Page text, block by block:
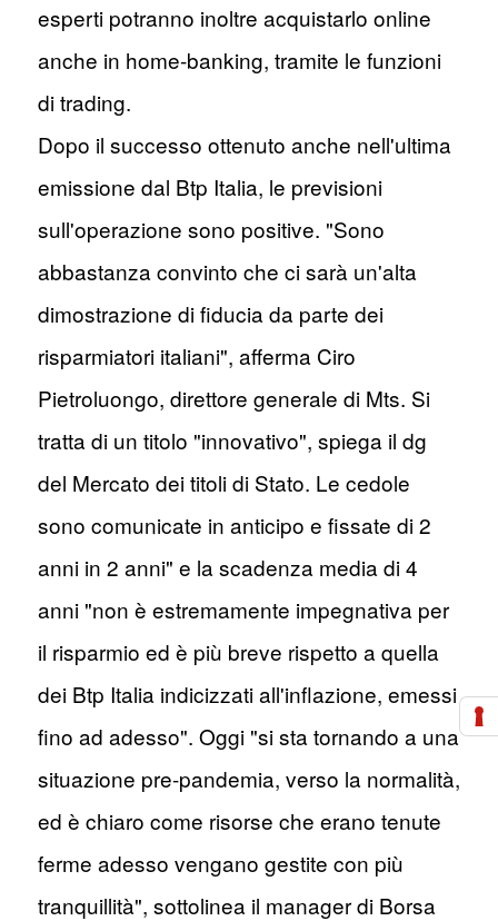
esperti potranno inoltre acquistarlo online
anche in home-banking, tramite le funzioni
di trading.
Dopo il successo ottenuto anche nell'ultima
emissione dal Btp Italia, le previsioni
sull'operazione sono positive. "Sono
abbastanza convinto che ci sarà un'alta
dimostrazione di fiducia da parte dei
risparmiatori italiani", afferma Ciro
Pietroluongo, direttore generale di Mts. Si
tratta di un titolo "innovativo", spiega il dg
del Mercato dei titoli di Stato. Le cedole
sono comunicate in anticipo e fissate di 2
anni in 2 anni" e la scadenza media di 4
anni "non è estremamente impegnativa per
il risparmio ed è più breve rispetto a quella
dei Btp Italia indicizzati all'inflazione, emessi
fino ad adesso". Oggi "si sta tornando a una
situazione pre-pandemia, verso la normalità,
ed è chiaro come risorse che erano tenute
ferme adesso vengano gestite con più
tranquillità", sottolinea il manager di Borsa